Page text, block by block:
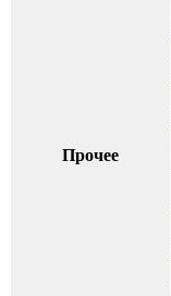
Прочее